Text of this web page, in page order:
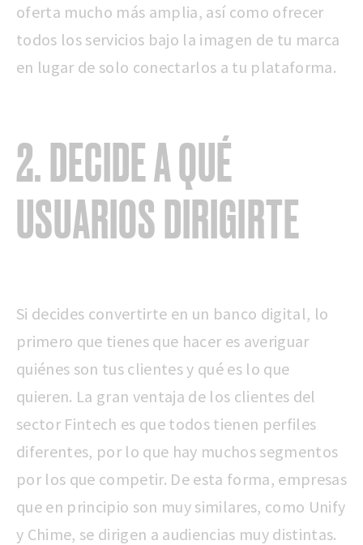
oferta mucho más amplia, así como ofrecer
todos los servicios bajo la imagen de tu marca
en lugar de solo conectarlos a tu plataforma.
2. DECIDE A QUÉ
USUARIOS DIRIGIRTE
Si decides convertirte en un banco digital, lo
primero que tienes que hacer es averiguar
quiénes son tus clientes y qué es lo que
quieren. La gran ventaja de los clientes del
sector Fintech es que todos tienen perfiles
diferentes, por lo que hay muchos segmentos
por los que competir. De esta forma, empresas
que en principio son muy similares, como Unify
y Chime, se dirigen a audiencias muy distintas.